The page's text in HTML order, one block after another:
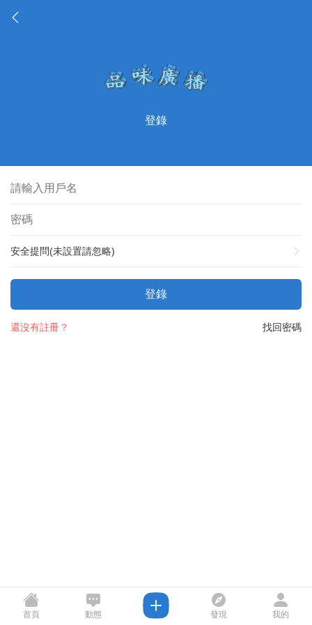
登錄
安全提問(未設置請忽略)
登錄
找回密碼
還沒有註冊？
首頁 動態 發現 我的